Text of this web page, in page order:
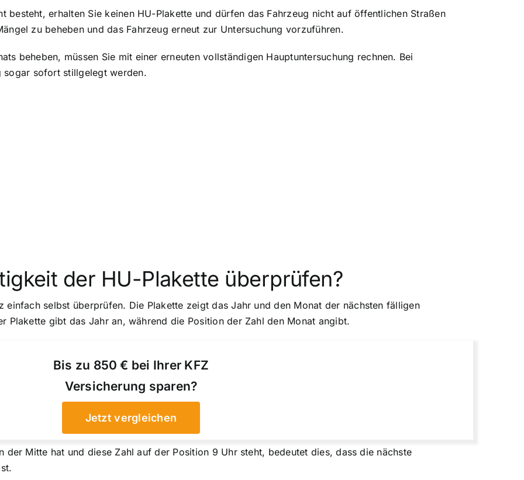
besteht, erhalten Sie keinen HU-Plakette und dürfen das Fahrzeug nicht auf öffentlichen Straßen
zu beheben und das Fahrzeug erneut zur Untersuchung vorzuführen.
beheben, müssen Sie mit einer erneuten vollständigen Hauptuntersuchung rechnen. Bei
sogar sofort stillgelegt werden.
der HU-Plakette überprüfen?
einfach selbst überprüfen. Die Plakette zeigt das Jahr und den Monat der nächsten fälligen
Plakette gibt das Jahr an, während die Position der Zahl den Monat angibt.
Bis zu 850 € bei Ihrer KFZ
Versicherung sparen?
Jetzt vergleichen
der Mitte hat und diese Zahl auf der Position 9 Uhr steht, bedeutet dies, dass die nächste